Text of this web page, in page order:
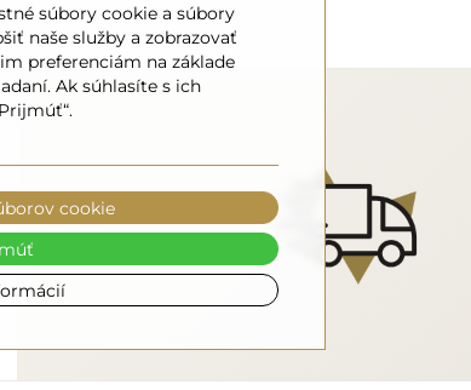
súbory cookie a súbory
naše služby a zobrazovať
preferenciám na základe
Ak súhlasíte s ich
cookie